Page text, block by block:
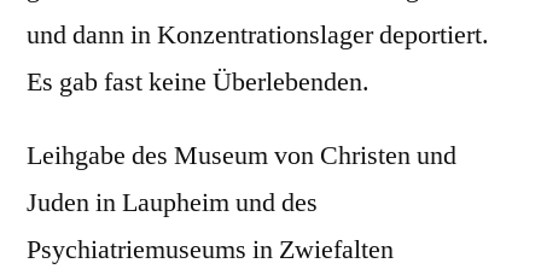
und dann in Konzentrationslager deportiert.
Es gab fast keine Überlebenden.
Leihgabe des Museum von Christen und
Juden in Laupheim und des
Psychiatriemuseums in Zwiefalten